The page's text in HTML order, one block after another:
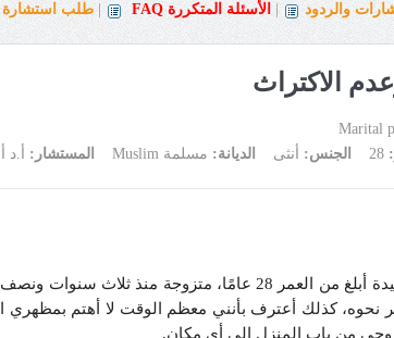
والردود الأسئلة المتكررة FAQ طلب استشارة
الاكتراث
28 الجنس: أنثى الديانة: مسلمة Muslim المستشار: أ.د
أرجو من سيادتكم حل مشكلتي، وهي أنني سيدة أبلغ من
نحوه، كذلك أعترف بأنني معظم الوقت لا أهتم
من باب المنزل إلى أي مكان.